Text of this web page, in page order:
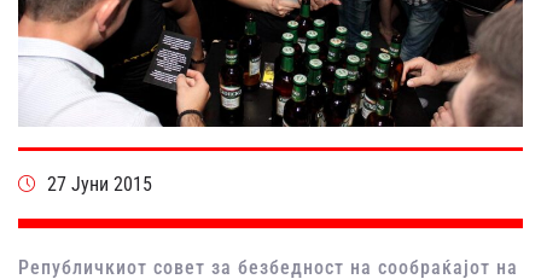
27 Јуни 2015
Републичкиот совет за безбедност на сообраќајот на